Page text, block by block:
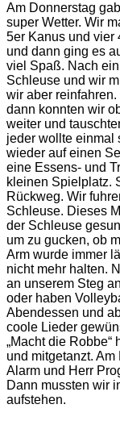
Am Donnerstag
super Wetter. Wir
5er Kanus und vier
und dann ging es
viel Spaß. Nach
Schleuse und wir
wir aber
dann konnten wir
weiter und
jeder wollte einmal
wieder auf einen
eine Essens- und
kleinen Spielplatz.
Rückweg. Wir
Schleuse. Dieses
der Schleuse
um zu gucken, ob
Arm wurde immer
nicht mehr halten.
an unserem Steg
oder haben
Abendessen und
coole Lieder
„Macht die
und mitgetanzt.
Alarm und Herr
Dann mussten wir
aufstehen.